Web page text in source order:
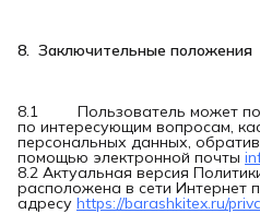
8.  Заключительные положения
8.1 Пользователь может
по интересующим вопросам,
персональных данных,
помощью электронной почты
8.2 Актуальная версия
расположена в сети Интернет
адресу https://barashkitex.ru/